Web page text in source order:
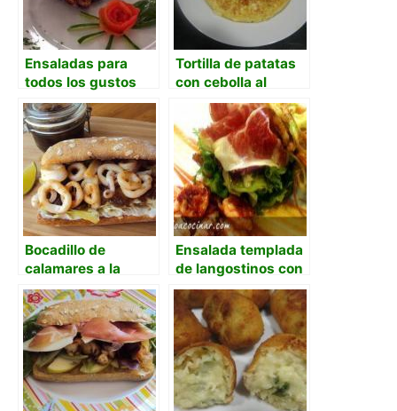
Ensaladas para
todos los gustos
Tortilla de patatas
con cebolla al
microondas
Bocadillo de
calamares a la
plancha con
cebolla
caramelizada y
mahonesa de lima
Ensalada templada
de langostinos con
jamón ibérico,
verduras en
tempura y salsa
romesco